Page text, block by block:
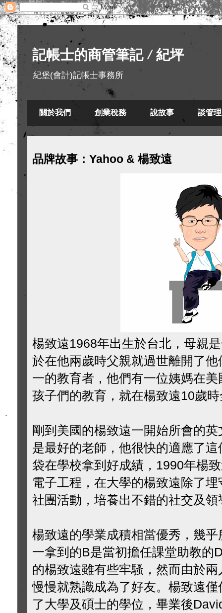
記帳士的商管筆記 / 紀坪
紀堡(會計)記帳士事務所
關於我們 創業稅務 說故事 談管理
品牌故事：Yahoo & 楊致遠
楊致遠1968年出生於台北，母親
於在他兩歲時父親就過世離開了
一的教育者，他們有一位姨媽在
孩子們的教育，就在楊致遠10歲
剛到美國的楊致遠一開始所會的
是最好的老師，他很快的適應了
袋在學校拿到好成績，1990年楊
電子工程，在大學的楊致遠除了
社團活動，培養出不錯的社交及領
楊致遠的學業成積相當優秀，幾
一拿到的B是當初擔任課堂助教的
的楊致遠雖有些牢騷，然而由於
慢慢就熟識成為了好友。楊致遠
了大學及碩士的學位，畢業後